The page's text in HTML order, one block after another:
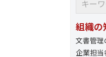
組織の
文書管
企業担当